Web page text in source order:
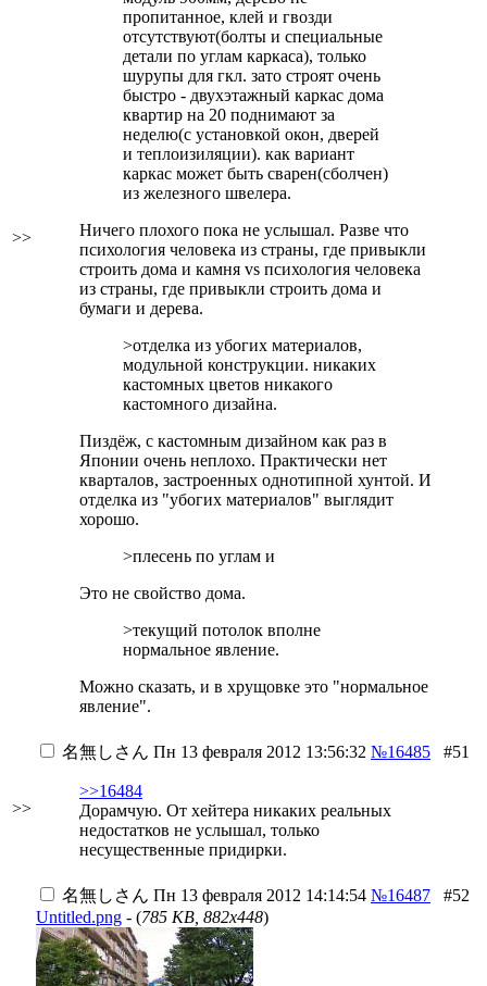
>>
пропитанное, клей и гвозди
отсутствуют(болты и специальные
детали по углам каркаса), только
шурупы для гкл. зато строят очень
быстро - двухэтажный каркас дома
квартир на 20 поднимают за
неделю(с установкой окон, дверей
и теплоизиляции). как вариант
каркас может быть сварен(сболчен)
из железного швелера.
Ничего плохого пока не услышал. Разве что
психология человека из страны, где привыкли
строить дома и камня vs психология человека
из страны, где привыкли строить дома и
бумаги и дерева.
>отделка из убогих материалов,
модульной конструкции. никаких
кастомных цветов никакого
кастомного дизайна.
Пиздёж, с кастомным дизайном как раз в
Японии очень неплохо. Практически нет
кварталов, застроенных однотипной хунтой. И
отделка из "убогих материалов" выглядит
хорошо.
>плесень по углам и
Это не свойство дома.
>текущий потолок вполне
нормальное явление.
Можно сказать, и в хрущовке это "нормальное
явление".
>>
名無しさん Пн 13 февраля 2012 13:56:32 №16485 #51
>>16484
Дорамчую. От хейтера никаких реальных
недостатков не услышал, только
несущественные придирки.
名無しさん Пн 13 февраля 2012 14:14:54 №16487
#52
Untitled.png - (785 KB, 882x448)